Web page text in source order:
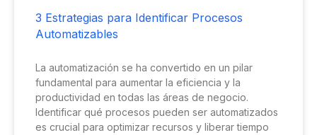
3 Estrategias para Identificar Procesos
Automatizables
La automatización se ha convertido en un pilar
fundamental para aumentar la eficiencia y la
productividad en todas las áreas de negocio.
Identificar qué procesos pueden ser automatizados
es crucial para optimizar recursos y liberar tiempo